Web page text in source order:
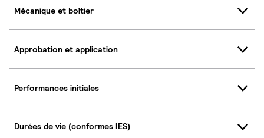
Mécanique et boîtier
Approbation et application
Performances initiales
Durées de vie (conformes IES)